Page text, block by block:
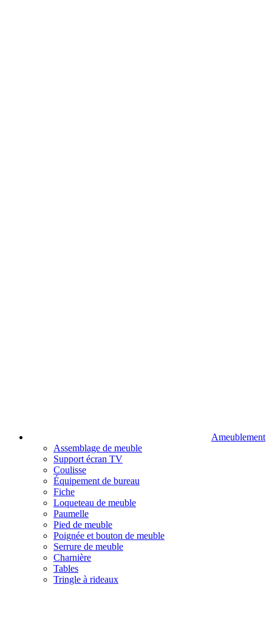
Ameublement
Assemblage de meuble
Support écran TV
Coulisse
Équipement de bureau
Fiche
Loqueteau de meuble
Paumelle
Pied de meuble
Poignée et bouton de meuble
Serrure de meuble
Charnière
Tables
Tringle à rideaux